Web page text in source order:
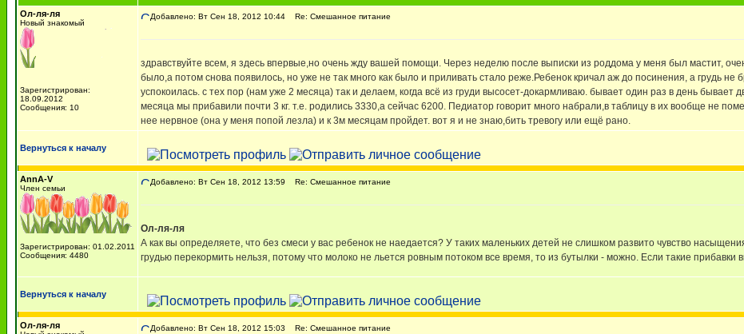
Ол-ля-ля
Новый знакомый
Зарегистрирован:
18.09.2012
Сообщения: 10
Добавлено: Вт Сен 18, 2012 10:44 Re: Смешанное питание
здравствуйте всем, я здесь впервые,но очень жду вашей помощи. Через неделю после выписки из роддома у меня был мастит,
было,а потом снова появилось, но уже не так много как было и приливать стало реже.Ребенок кричал аж до посинения, а грудь
успокоилась. с тех пор (нам уже 2 месяца) так и делаем, когда всё из груди высосет-докармливаю. бывает один раз в день
месяца мы прибавили почти 3 кг. т.е. родились 3330,а сейчас 6200. Педиатор говорит много набрали,в таблицу в их вообще не
нее нервное (она у меня попой лезла) и к 3м месяцам пройдет. вот я и не знаю,бить тревогу или ещё рано.
Вернуться к началу
AnnA-V
Член семьи
Зарегистрирован: 01.02.2011
Сообщения: 4480
Добавлено: Вт Сен 18, 2012 13:59 Re: Смешанное питание
Ол-ля-ля
А как вы определяете, что без смеси у вас ребенок не наедается? У таких маленьких детей не слишком развито чувство
грудью перекормить нельзя, потому что молоко не льется ровным потоком все время, то из бутылки - можно. Если такие
Вернуться к началу
Ол-ля-ля Добавлено: Вт Сен 18, 2012 15:03 Re: Смешанное питание